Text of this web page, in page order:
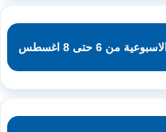
6 حتى 8 اغسطس